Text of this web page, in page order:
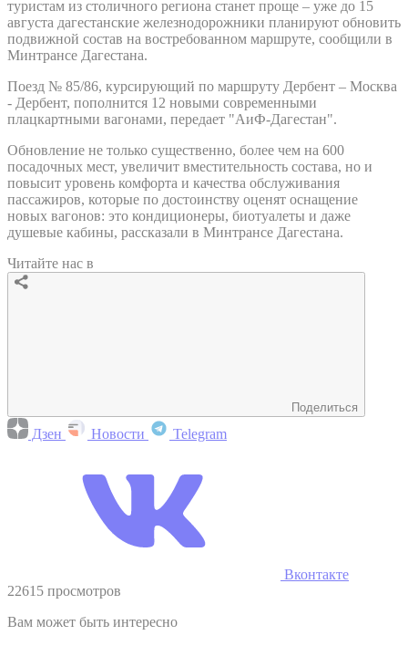
туристам из столичного региона станет проще – уже до 15
августа дагестанские железнодорожники планируют обновить
подвижной состав на востребованном маршруте, сообщили в
Минтрансе Дагестана.
Поезд № 85/86, курсирующий по маршруту Дербент – Москва
- Дербент, пополнится 12 новыми современными
плацкартными вагонами, передает "АиФ-Дагестан".
Обновление не только существенно, более чем на 600
посадочных мест, увеличит вместительность состава, но и
повысит уровень комфорта и качества обслуживания
пассажиров, которые по достоинству оценят оснащение
новых вагонов: это кондиционеры, биотуалеты и даже
душевые кабины, рассказали в Минтрансе Дагестана.
Читайте нас в
Поделиться
Дзен Новости Telegram
Вконтакте
22615 просмотров
Вам может быть интересно